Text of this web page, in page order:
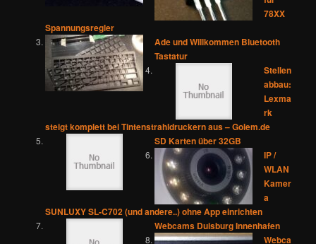
78XX
Spannungsregler
Ade und Willkommen Bluetooth
Tastatur
Stellen
abbau:
Lexma
rk
steigt komplett bei Tintenstrahldruckern aus – Golem.de
SD Karten über 32GB
IP /
WLAN
Kamer
a
SUNLUXY SL-C702 (und andere..) ohne App einrichten
Webcams Duisburg Innenhafen
Webca